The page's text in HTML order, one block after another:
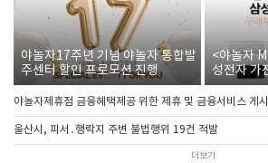
야놀자17주년 기념 야놀자 통합발
주센터 할인 프로모션 진행
<야놀자
성전자 가
야놀자제휴점 금융혜택제공 위한 제휴 및 금융서비스 게시
울산시, 피서․행락지 주변 불법행위 19건 적발
더보기